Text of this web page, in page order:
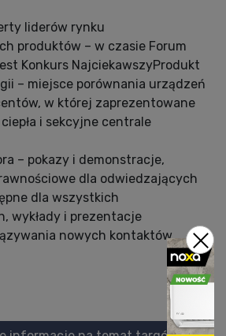
liderów rynku
produktów – w czasie Forum
Konkurs NajciekawszyProdukt
– miejsce porównania urządzeń
w której zaprezentowane
i sekcyjne centrale
– pokazy i demonstracje,
dla odwiedzających
dla wszystkich
wykłady i prezentacje
nowych kontaktów